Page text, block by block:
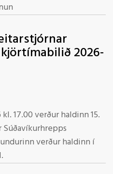
2026-
17.00 verður haldinn 15.
verður haldinn í